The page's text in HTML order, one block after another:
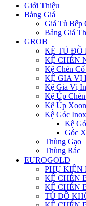
Giới Thiệu
Bảng Giá
Giá Tủ Bếp
Bảng Giá
GROB
KỆ TỦ ĐỒ
KỆ CHÉN
Kệ Chén
KỆ GIA VỊ
Kệ Gia Vị
Kệ Úp
Kệ Úp
Kệ Góc Inox
Kệ
Góc
Thùng Gạo
Thùng Rác
EUROGOLD
PHỤ KIỆN
KỆ CHÉN
KỆ CHÉN
TỦ ĐỒ